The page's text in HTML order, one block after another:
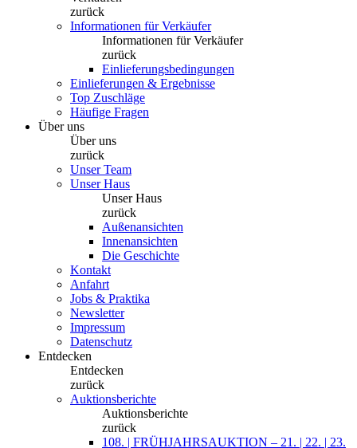
zurück
Informationen für Verkäufer
Informationen für Verkäufer
zurück
Einlieferungsbedingungen
Einlieferungen & Ergebnisse
Top Zuschläge
Häufige Fragen
Über uns
Über uns
zurück
Unser Team
Unser Haus
Unser Haus
zurück
Außenansichten
Innenansichten
Die Geschichte
Kontakt
Anfahrt
Jobs & Praktika
Newsletter
Impressum
Datenschutz
Entdecken
Entdecken
zurück
Auktionsberichte
Auktionsberichte
zurück
108. | FRÜHJAHRSAUKTION – 21. | 22. | 23.